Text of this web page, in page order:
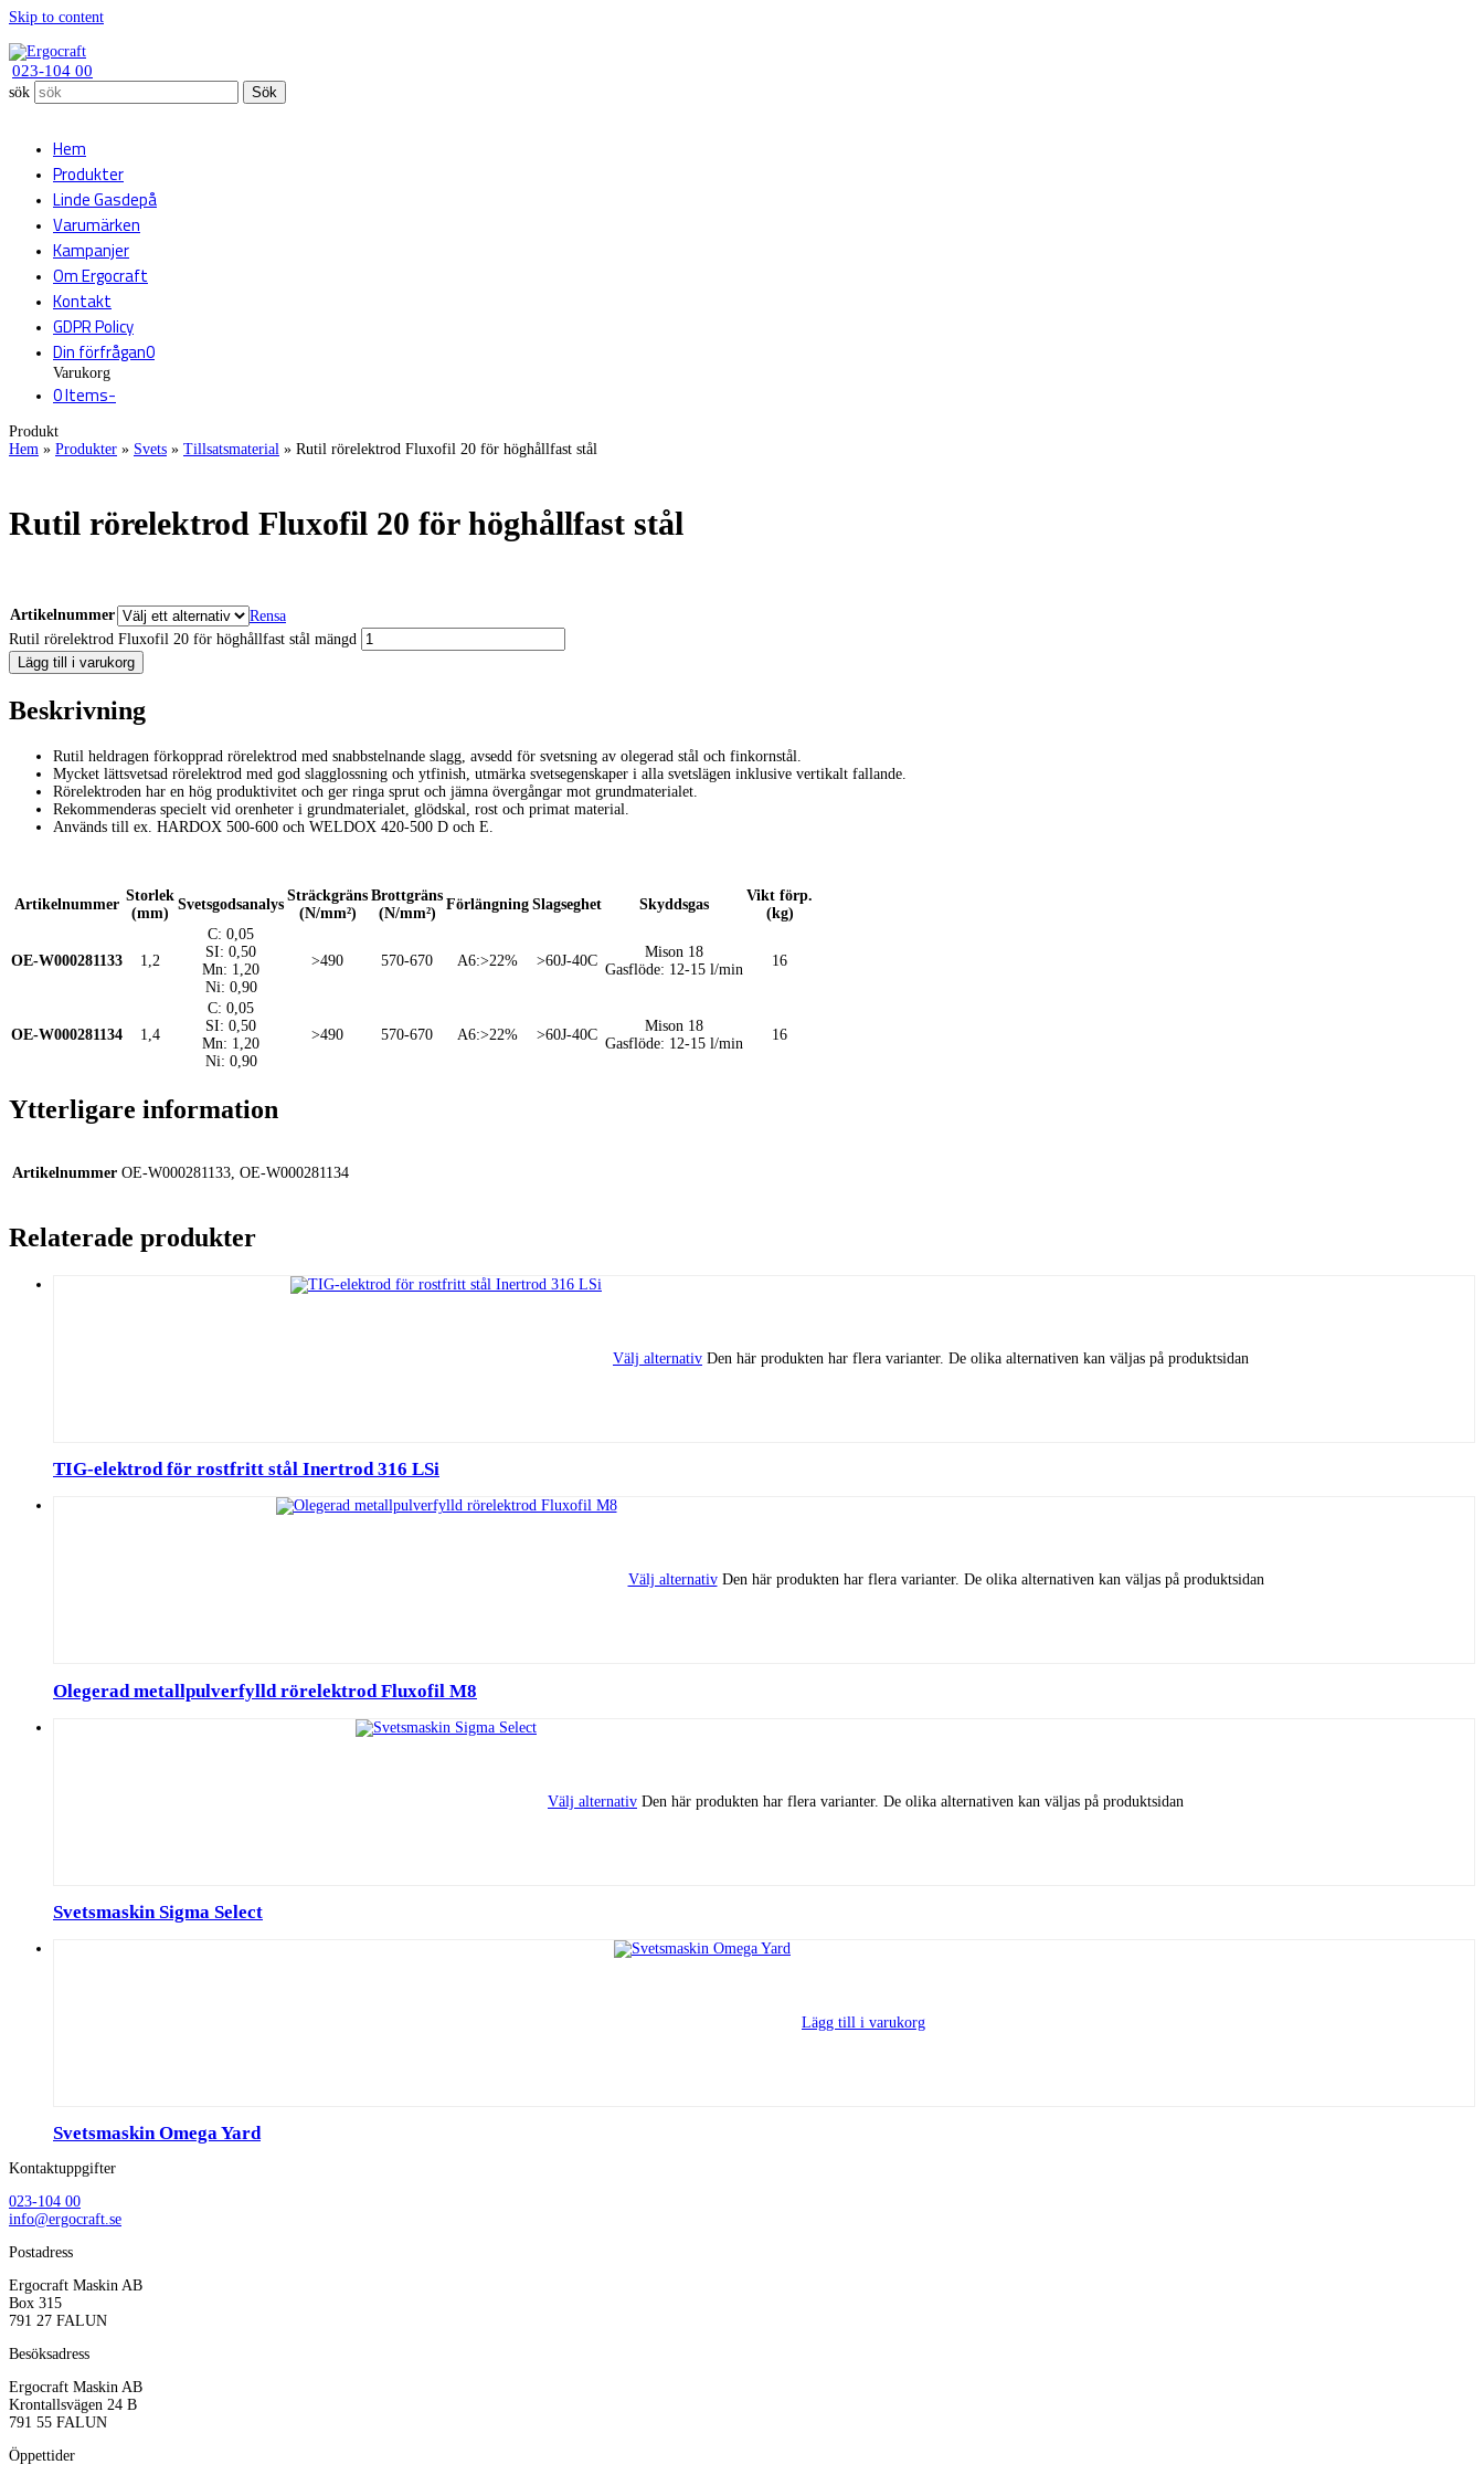
Skip to content
023-104 00
sök Sök
Hem
Produkter
Linde Gasdepå
Varumärken
Kampanjer
Om Ergocraft
Kontakt
GDPR Policy
Din förfrågan0
Varukorg
0 Items-
Produkt
Hem » Produkter » Svets » Tillsatsmaterial » Rutil rörelektrod Fluxofil 20 för höghållfast stål
Rutil rörelektrod Fluxofil 20 för höghållfast stål
Artikelnummer
Rensa
Rutil rörelektrod Fluxofil 20 för höghållfast stål mängd
Lägg till i varukorg
Beskrivning
Rutil heldragen förkopprad rörelektrod med snabbstelnande slagg, avsedd för svetsning av olegerad stål och finkornstål.
Mycket lättsvetsad rörelektrod med god slagglossning och ytfinish, utmärka svetsegenskaper i alla svetslägen inklusive vertikalt fallande.
Rörelektroden har en hög produktivitet och ger ringa sprut och jämna övergångar mot grundmaterialet.
Rekommenderas specielt vid orenheter i grundmaterialet, glödskal, rost och primat material.
Används till ex. HARDOX 500-600 och WELDOX 420-500 D och E.
Artikelnummer
Storlek
(mm)
Svetsgodsanalys
Sträckgräns
(N/mm²)
Brottgräns
(N/mm²)
Förlängning Slagseghet Skyddsgas
Vikt förp.
(kg)
OE-W000281133 1,2
C: 0,05
SI: 0,50
Mn: 1,20
Ni: 0,90
>490 570-670 A6:>22% >60J-40C
Mison 18
Gasflöde: 12-15 l/min
16
OE-W000281134 1,4
C: 0,05
SI: 0,50
Mn: 1,20
Ni: 0,90
>490 570-670 A6:>22% >60J-40C
Mison 18
Gasflöde: 12-15 l/min
16
Ytterligare information
Artikelnummer OE-W000281133, OE-W000281134
Relaterade produkter
Välj alternativ Den här produkten har flera varianter. De olika alternativen kan väljas på produktsidan
TIG-elektrod för rostfritt stål Inertrod 316 LSi
Välj alternativ Den här produkten har flera varianter. De olika alternativen kan väljas på produktsidan
Olegerad metallpulverfylld rörelektrod Fluxofil M8
Välj alternativ Den här produkten har flera varianter. De olika alternativen kan väljas på produktsidan
Svetsmaskin Sigma Select
Lägg till i varukorg
Svetsmaskin Omega Yard
Kontaktuppgifter
023-104 00
info@ergocraft.se
Postadress
Ergocraft Maskin AB
Box 315
791 27 FALUN
Besöksadress
Ergocraft Maskin AB
Krontallsvägen 24 B
791 55 FALUN
Öppettider